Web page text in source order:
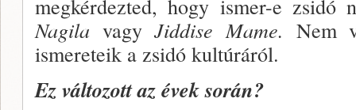
megkérdezted, hogy ismer-e
Nagila vagyJiddise Mame. Nem
ismereteik a zsi­dó kultúráról.
Ez változott az évek során?